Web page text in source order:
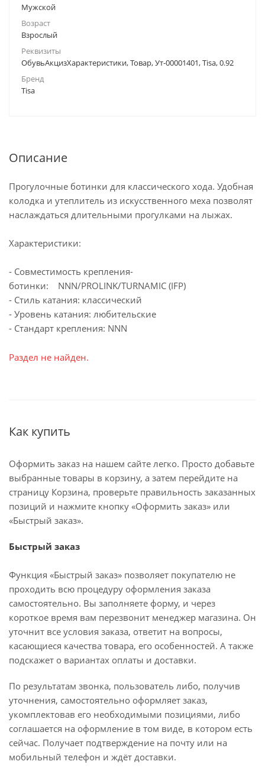
Мужской
Возраст
Взрослый
Реквизиты
ОбувьАкцизХарактеристики, Товар, Ут-00001401, Tisa, 0.92
Бренд
Tisa
Описание
Прогулочные ботинки для классического хода. Удобная
колодка и утеплитель из искусственного меха позволят
наслаждаться длительными прогулками на лыжах.
Характеристики:
- Совместимость крепления-
ботинки: NNN/PROLINK/TURNAMIC (IFP)
- Стиль катания: классический
- Уровень катания: любительские
- Стандарт крепления: NNN
Раздел не найден.
Как купить
Оформить заказ на нашем сайте легко. Просто добавьте
выбранные товары в корзину, а затем перейдите на
страницу Корзина, проверьте правильность заказанных
позиций и нажмите кнопку «Оформить заказ» или
«Быстрый заказ».
Быстрый заказ
Функция «Быстрый заказ» позволяет покупателю не
проходить всю процедуру оформления заказа
самостоятельно. Вы заполняете форму, и через
короткое время вам перезвонит менеджер магазина. Он
уточнит все условия заказа, ответит на вопросы,
касающиеся качества товара, его особенностей. А также
подскажет о вариантах оплаты и доставки.
По результатам звонка, пользователь либо, получив
уточнения, самостоятельно оформляет заказ,
укомплектовав его необходимыми позициями, либо
соглашается на оформление в том виде, в котором есть
сейчас. Получает подтверждение на почту или на
мобильный телефон и ждёт доставки.